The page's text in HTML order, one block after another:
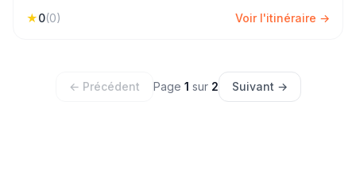
Gallery, les musées mondialement réputés et les quartiers
★0(0) Voir l'itinéraire →
← Précédent Page 1 sur 2 Suivant →